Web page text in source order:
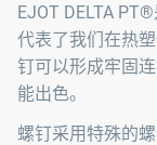
EJOT DELTA
代表了我们在热
钉可以形成牢固
能出色。
螺钉采用特殊的